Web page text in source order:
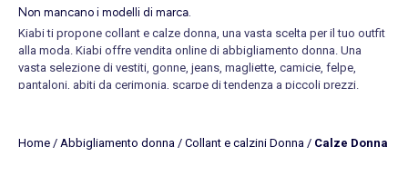
Non mancano i modelli di marca.
Kiabi ti propone collant e calze donna, una vasta scelta per il tuo outfit
alla moda. Kiabi offre vendita online di abbigliamento donna. Una
vasta selezione di vestiti gonne jeans magliette , camicie, felpe
pantaloni , abiti da cerimonia, scarpe di tendenza a piccoli prezzi.
Scopri le nostre collezioni di scarpe, intimo e accessori moda. Per la
tua maternità, offriamo una collezione elegante di
Home / Abbigliamento donna / Collant e calzini Donna / Calze Donna